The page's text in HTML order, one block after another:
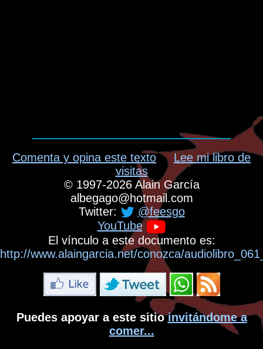
Comenta y opina este texto
Lee mi libro de
visitas
©1997-2026 Alain García
albegago@hotmail.com
Twitter:
@feesgo
YouTube
El vínculo a este documento es:
http://www.alaingarcia.net/conozca/
Puedes apoyar a este sitioinvitándome a
comer...